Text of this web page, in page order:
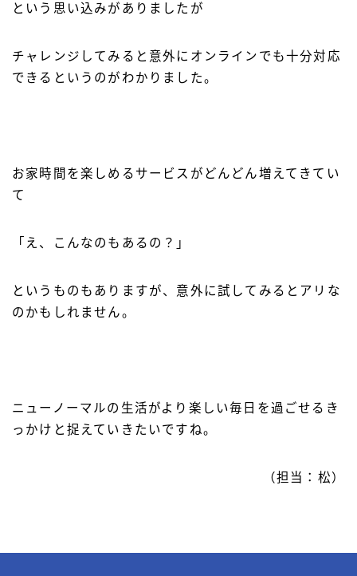
という思い込みがありましたが
チャレンジしてみると意外にオンラインでも十分対応
できるというのがわかりました。
お家時間を楽しめるサービスがどんどん増えてきてい
て
「え、こんなのもあるの？」
というものもありますが、意外に試してみるとアリな
のかもしれません。
ニューノーマルの生活がより楽しい毎日を過ごせるき
っかけと捉えていきたいですね。
（担当：松）